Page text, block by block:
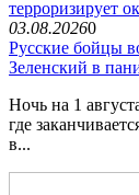
терроризирует
03.08.20260
Русские бойцы
Зеленский в
Ночь на 1
где
в...